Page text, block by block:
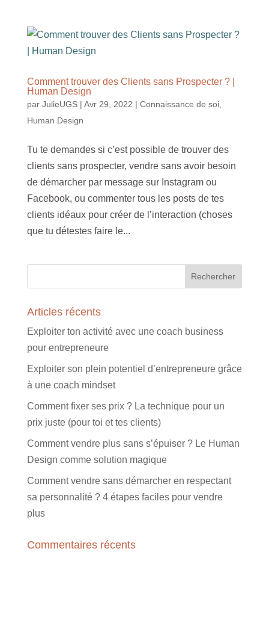
Comment trouver des Clients sans Prospecter ? |
Human Design
par JulieUGS| Avr 29, 2022 | Connaissance de soi,
Human Design
Tu te demandes si c’est possible de trouver des
clients sans prospecter, vendre sans avoir besoin
de démarcher par message sur Instagram ou
Facebook, ou commenter tous les posts de tes
clients idéaux pour créer de l’interaction (choses
que tu détestes faire le...
Articles récents
Exploiter ton activité avec une coach business
pour entrepreneure
Exploiter son plein potentiel d’entrepreneure grâce
à une coach mindset
Comment fixer ses prix ? La technique pour un
prix juste (pour toi et tes clients)
Comment vendre plus sans s’épuiser ? Le Human
Design comme solution magique
Comment vendre sans démarcher en respectant
sa personnalité ? 4 étapes faciles pour vendre
plus
Commentaires récents